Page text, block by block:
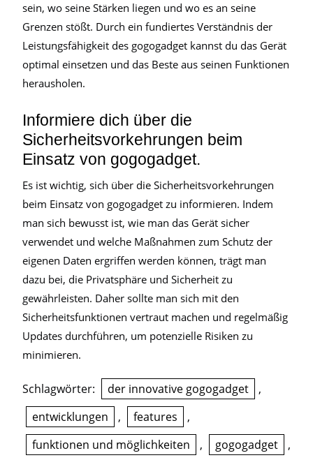
sein, wo seine Stärken liegen und wo es an seine
Grenzen stößt. Durch ein fundiertes Verständnis der
Leistungsfähigkeit des gogogadget kannst du das Gerät
optimal einsetzen und das Beste aus seinen Funktionen
herausholen.
Informiere dich über die
Sicherheitsvorkehrungen beim
Einsatz von gogogadget.
Es ist wichtig, sich über die Sicherheitsvorkehrungen
beim Einsatz von gogogadget zu informieren. Indem
man sich bewusst ist, wie man das Gerät sicher
verwendet und welche Maßnahmen zum Schutz der
eigenen Daten ergriffen werden können, trägt man
dazu bei, die Privatsphäre und Sicherheit zu
gewährleisten. Daher sollte man sich mit den
Sicherheitsfunktionen vertraut machen und regelmäßig
Updates durchführen, um potenzielle Risiken zu
minimieren.
Schlagwörter: der innovative gogogadget
,
entwicklungen
, features
,
funktionen und möglichkeiten
, gogogadget
,